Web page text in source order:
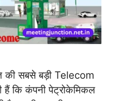
की सबसे बड़ी Telecom
कि कंपनी पेट्रोकेमिकल